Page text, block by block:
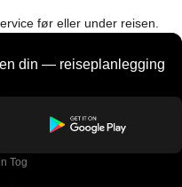
før eller under reisen.
din — reiseplanlegging
Tog